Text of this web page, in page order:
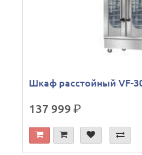
Шкаф расстойный VF-
137 999р.